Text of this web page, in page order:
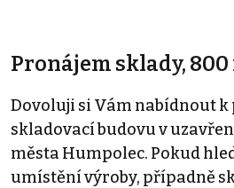
Pronájem sklady, 800
Dovoluji si Vám nabídnout
skladovací budovu v
města Humpolec. Pokud
umístění výroby, případně